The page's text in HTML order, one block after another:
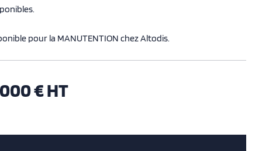
.
pour la MANUTENTION chez Altodis.
€ HT